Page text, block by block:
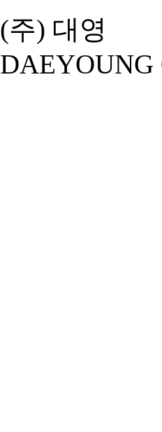
(주) 대영
DAEYOUNG